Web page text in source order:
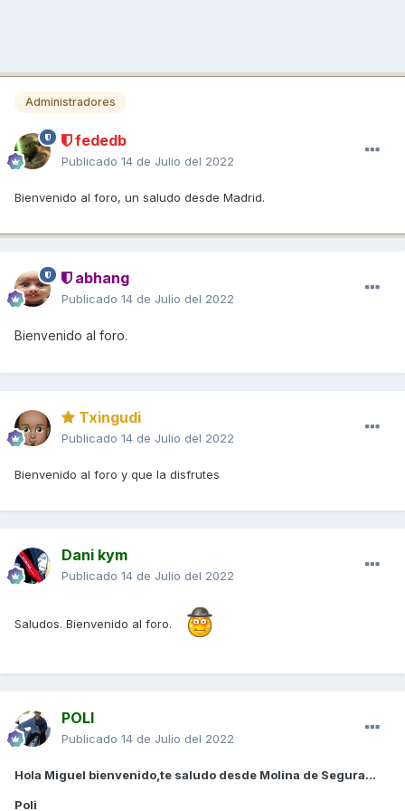
Administradores
fededb
Publicado 14 de Julio del 2022
Bienvenido al foro, un saludo desde Madrid.
abhang
Publicado 14 de Julio del 2022
Bienvenido al foro.
Txingudi
Publicado 14 de Julio del 2022
Bienvenido al foro y que la disfrutes
Dani kym
Publicado 14 de Julio del 2022
Saludos. Bienvenido al foro.
POLI
Publicado 14 de Julio del 2022
Hola Miguel bienvenido,te saludo desde Molina de Segura...
Poli